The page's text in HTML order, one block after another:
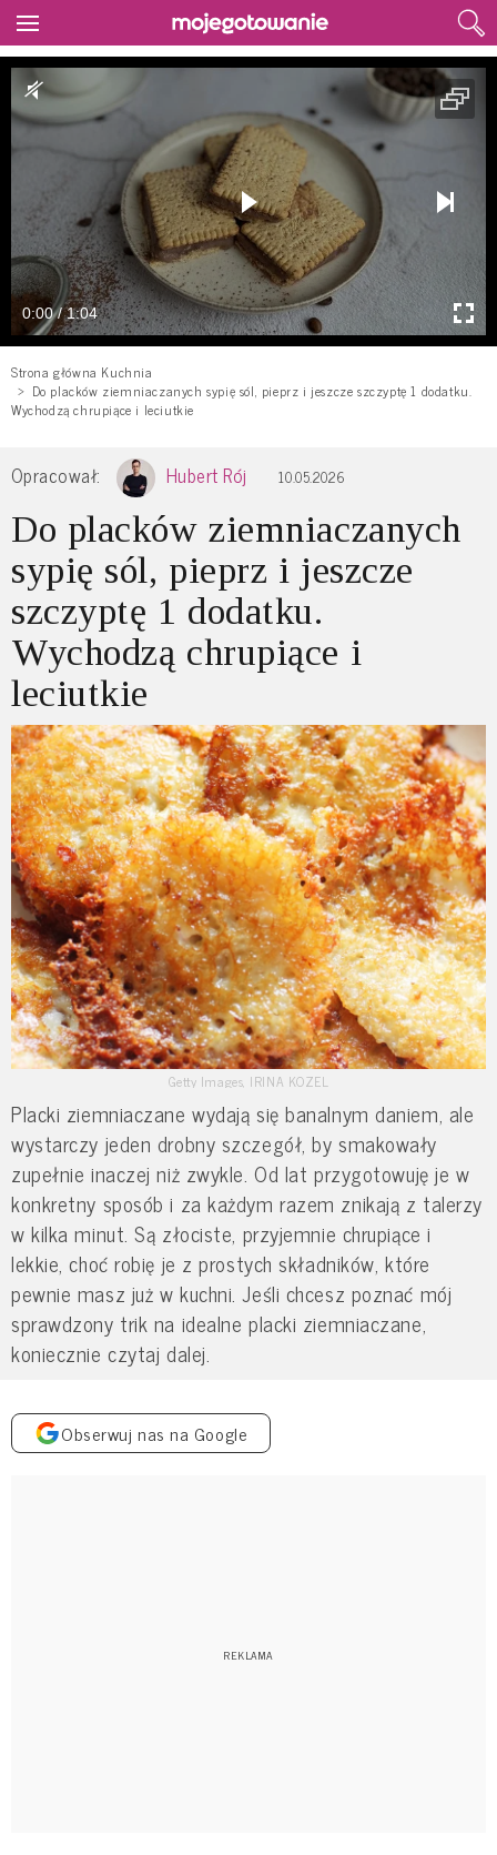
0:00 / 1:04
Strona główna Kuchnia
Do placków ziemniaczanych sypię sól, pieprz i jeszcze szczyptę 1 dodatku.
Wychodzą chrupiące i leciutkie
Opracował: Hubert Rój 10.05.2026
Do placków ziemniaczanych
sypię sól, pieprz i jeszcze
szczyptę 1 dodatku.
Wychodzą chrupiące i
leciutkie
Getty Images, IRINA KOZEL
Placki ziemniaczane wydają się banalnym daniem, ale
wystarczy jeden drobny szczegół, by smakowały
zupełnie inaczej niż zwykle. Od lat przygotowuję je w
konkretny sposób i za każdym razem znikają z talerzy
w kilka minut. Są złociste, przyjemnie chrupiące i
lekkie, choć robię je z prostych składników, które
pewnie masz już w kuchni. Jeśli chcesz poznać mój
sprawdzony trik na idealne placki ziemniaczane,
koniecznie czytaj dalej.
Obserwuj nas na Google